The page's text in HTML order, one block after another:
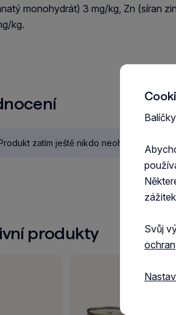
monohydrát) 3 mg/kg, Zn (síran
kg.
zatím ještě nikdo neohodnotil.
produkty Svůj